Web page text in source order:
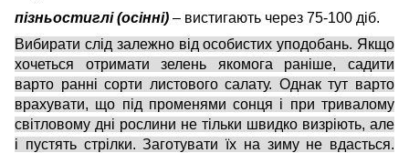
пізньостиглі (осінні) – вистигають через 75-100 діб.
Вибирати слід залежно від особистих уподобань. Якщо
хочеться отримати зелень якомога раніше, садити
варто ранні сорти листового салату. Однак тут варто
врахувати, що під променями сонця і при тривалому
світловому дні рослини не тільки швидко визріють, але
і пустять стрілки. Заготувати їх на зиму не вдасться.